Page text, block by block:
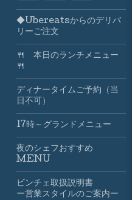
◆Ubereatsからのデリバ
リーご注文
🍴 本日のランチメニュー
🍴
ディナータイムご予約（当
日不可）
17時～グランドメニュー
夜のシェフおすすめ
MENU
ビンチェ取扱説明書
ー営業スタイルのご案内ー